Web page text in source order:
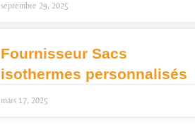
septembre 29, 2025
Fournisseur Sacs
isothermes personnalisés
mars 17, 2025